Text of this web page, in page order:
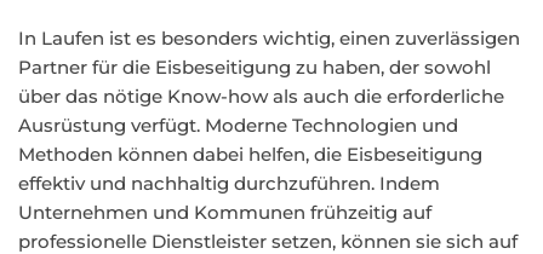
In Laufen ist es besonders wichtig, einen zuverlässigen
Partner für die Eisbeseitigung zu haben, der sowohl
über das nötige Know-how als auch die erforderliche
Ausrüstung verfügt. Moderne Technologien und
Methoden können dabei helfen, die Eisbeseitigung
effektiv und nachhaltig durchzuführen. Indem
Unternehmen und Kommunen frühzeitig auf
professionelle Dienstleister setzen, können sie sich auf